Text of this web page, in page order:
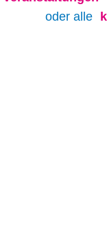
oder alle